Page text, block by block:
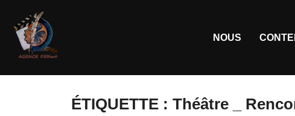
NOUS
ÉTIQUETTE : Théâtre _